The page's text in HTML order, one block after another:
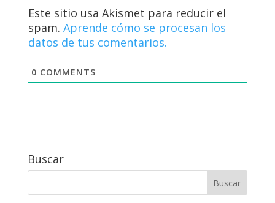
Este sitio usa Akismet para reducir el
spam. Aprende cómo se procesan los
datos de tus comentarios.
0 COMMENTS
Buscar